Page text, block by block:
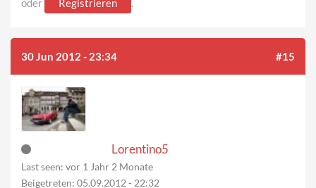
oder
Registrieren .
30 Jun 2012 - 23:34 #15
Lorentino5
Last seen: vor 1 Jahr 2 Monate
Beigetreten: 05.09.2012 - 22:32